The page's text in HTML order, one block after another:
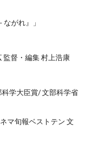
ながれ』」
監督・編集 村上浩康
学大臣賞/ 文部科学省
マ旬報ベストテン 文